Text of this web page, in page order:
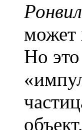
может
Но